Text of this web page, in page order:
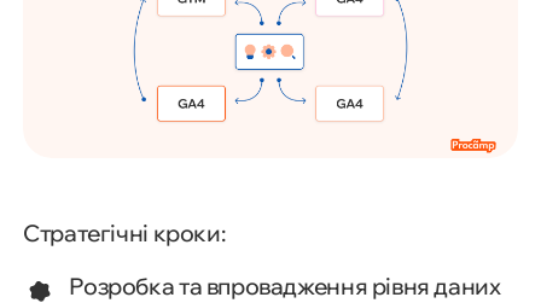
Стратегічні кроки:
Розробка та впровадження рівня даних